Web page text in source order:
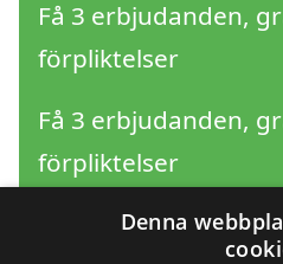
Få 3 erbjudanden,
förpliktelser
Få 3 erbjudanden,
förpliktelser
Få 3 erbjudanden,
Denna